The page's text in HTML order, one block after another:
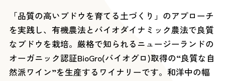
「品質の高いブドウを育てる土づくり」のアプローチ
を実践し、有機農法とバイオダイナミック農法で良質
なブドウを栽培。厳格で知られるニュージーランドの
オーガニック認証BioGro(バイオグロ)取得の“良質な自
然派ワイン”を生産するワイナリーです。和洋中の幅